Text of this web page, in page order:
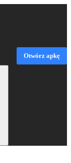
Otwórz apkę